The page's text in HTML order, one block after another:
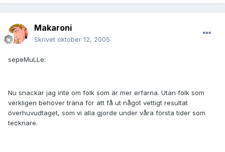
Makaroni
Skrivet oktober 12, 2005
sepeMuLLe:
Nu snackar jag inte om folk som är mer erfarna. Utan folk som
verkligen behöver träna för att få ut något vettigt resultat
överhuvudtaget, som vi alla gjorde under våra första tider som
tecknare.